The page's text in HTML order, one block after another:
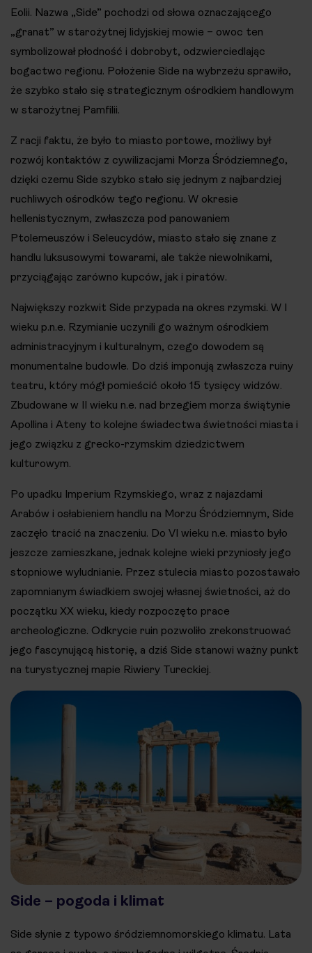
Eolii. Nazwa „Side” pochodzi od słowa oznaczającego
„granat” w starożytnej lidyjskiej mowie – owoc ten
symbolizował płodność i dobrobyt, odzwierciedlając
bogactwo regionu. Położenie Side na wybrzeżu sprawiło,
że szybko stało się strategicznym ośrodkiem handlowym
w starożytnej Pamfilii.
Z racji faktu, że było to miasto portowe, możliwy był
rozwój kontaktów z cywilizacjami Morza Śródziemnego,
dzięki czemu Side szybko stało się jednym z najbardziej
ruchliwych ośrodków tego regionu. W okresie
hellenistycznym, zwłaszcza pod panowaniem
Ptolemeuszów i Seleucydów, miasto stało się znane z
handlu luksusowymi towarami, ale także niewolnikami,
przyciągając zarówno kupców, jak i piratów.
Największy rozkwit Side przypada na okres rzymski. W I
wieku p.n.e. Rzymianie uczynili go ważnym ośrodkiem
administracyjnym i kulturalnym, czego dowodem są
monumentalne budowle. Do dziś imponują zwłaszcza ruiny
teatru, który mógł pomieścić około 15 tysięcy widzów.
Zbudowane w II wieku n.e. nad brzegiem morza świątynie
Apollina i Ateny to kolejne świadectwa świetności miasta i
jego związku z grecko-rzymskim dziedzictwem
kulturowym.
Po upadku Imperium Rzymskiego, wraz z najazdami
Arabów i osłabieniem handlu na Morzu Śródziemnym, Side
zaczęło tracić na znaczeniu. Do VI wieku n.e. miasto było
jeszcze zamieszkane, jednak kolejne wieki przyniosły jego
stopniowe wyludnianie. Przez stulecia miasto pozostawało
zapomnianym świadkiem swojej własnej świetności, aż do
początku XX wieku, kiedy rozpoczęto prace
archeologiczne. Odkrycie ruin pozwoliło zrekonstruować
jego fascynującą historię, a dziś Side stanowi ważny punkt
na turystycznej mapie Riwiery Tureckiej.
Side – pogoda i klimat
Side słynie z typowo śródziemnomorskiego klimatu. Lata